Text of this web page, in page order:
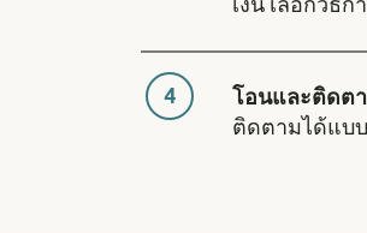
เงิน เลือกวิธีก
4 โอนและติดต
ติดตามได้แบ